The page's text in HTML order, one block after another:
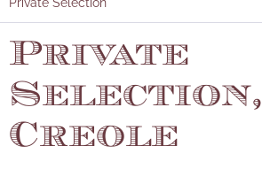
Private
Selection,
Creole